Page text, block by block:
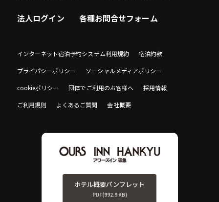
法人ログイン 各種お問合せフォーム
インターネット宿泊予約システム利用規約 宿泊約款
プライパシーポリシー ソーシャルメディアポリシー
cookieポリシー 団体でご利用のお客様へ 採用情報
ご利用規則 よくあるご質問 会社概要
ホテル概要パンフレット
PDF(992.9 KB)